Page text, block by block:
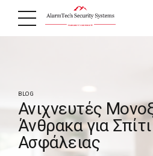
BLOG
Ανιχνευτές
Άνθρακα για
Ασφάλειας